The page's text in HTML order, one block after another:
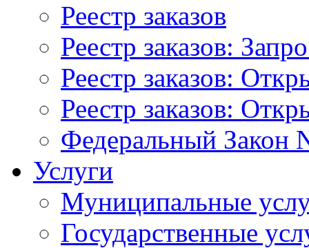
Реестр заказов
Реестр заказов:
Реестр заказов:
Реестр заказов:
Федеральный Закон
Услуги
Муниципальные
Государственные